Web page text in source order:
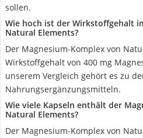
sollen.
Wie hoch ist der Wirkstoffgehalt
Natural Elements?
Der Magnesium-Komplex von
Wirkstoffgehalt von 400 mg
unserem Vergleich gehört es zu
Nahrungsergänzungsmitteln.
Wie viele Kapseln enthält der
Natural Elements?
Der Magnesium-Komplex von